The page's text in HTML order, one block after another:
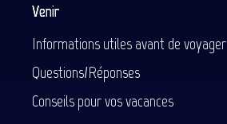
Venir
Informations utiles avant de voyager
Questions/Réponses
Conseils pour vos vacances